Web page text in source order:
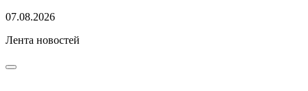
07.08.2026
Лента новостей